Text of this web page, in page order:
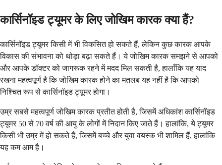
कार्सिनॉइड ट्यूमर के लिए जोखिम कारक क्या हैं?
कार्सिनॉइड ट्यूमर किसी में भी विकसित हो सकते हैं, लेकिन कुछ कारक आपके
विकास की संभावना को थोड़ा बढ़ा सकते हैं। ये जोखिम कारक समझने से आपको
और आपके डॉक्टर को जागरूक रहने में मदद मिल सकती है, हालाँकि यह याद
रखना महत्वपूर्ण है कि जोखिम कारक होने का मतलब यह नहीं है कि आपको
निश्चित रूप से कार्सिनॉइड ट्यूमर होगा।
उम्र सबसे महत्वपूर्ण जोखिम कारक प्रतीत होती है, जिसमें अधिकांश कार्सिनॉइड
ट्यूमर 50 से 70 वर्ष की आयु के लोगों में निदान किए जाते हैं। हालांकि, ये ट्यूमर
किसी भी उम्र में हो सकते हैं, जिसमें बच्चे और युवा वयस्क भी शामिल हैं, हालांकि
यह कम आम है।